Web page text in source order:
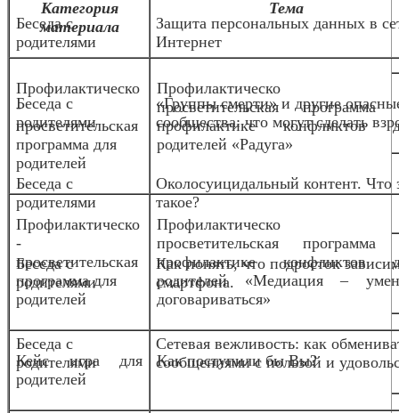
Беседа с
родителями
Защита персональных данных в
Интернет
Беседа с
родителями
«Группы смерти» и другие
сообщества: что могут сделать
Беседа с
родителями
Околосуицидальный контент. Что
такое?
Беседа с
родителями
Как понять, что подросток
смартфона.
Беседа с
родителями
Сетевая вежливость: как
сообщениями с пользой и
Категория
материала
Тема
Профилактическо
-
просветительская
программа для
родителей
просветительская программа
профилактике конфликтов
родителей «Радуга»
Профилактическо
-
просветительская
программа для
родителей
просветительская программа
профилактике конфликтов
родителей «Медиация –
договариваться»
Кейс игра для
родителей
Как поступили бы Вы?